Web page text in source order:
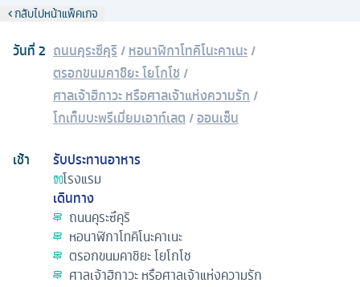
กลับไปหน้าแพ็คเกจ
วันที่2 ถนนคุระซึคุริ /หอนาฬิกาโทคิโนะคาเนะ/
ตรอกขนมคาชิยะ โยโกโช /
ศาลเจ้าฮิกาวะ หรือศาลเจ้าแห่งความรัก /
โกเท็มบะพรีเมี่ยมเอาท์เลต /ออนเซ็น
เช้า
รับประทานอาหาร
โรงแรม
เดินทาง
ถนนคุระซึคุริ
หอนาฬิกาโทคิโนะคาเนะ
ตรอกขนมคาชิยะ โยโกโช
ศาลเจ้าฮิกาวะ หรือศาลเจ้าแห่งความรัก